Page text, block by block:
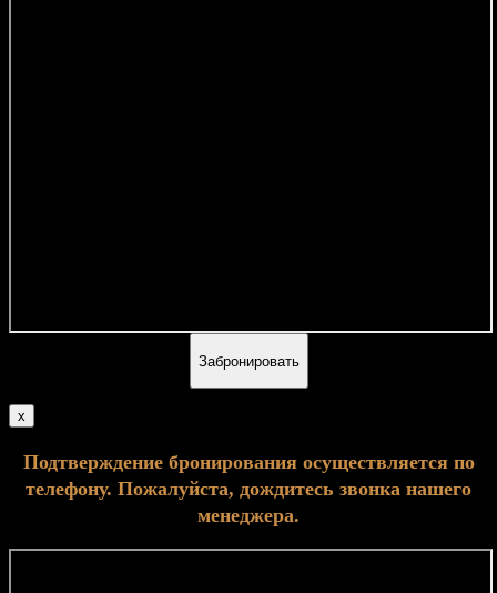
Забронировать
x
Подтверждение бронирования осуществляется по
телефону. Пожалуйста, дождитесь звонка нашего
менеджера.